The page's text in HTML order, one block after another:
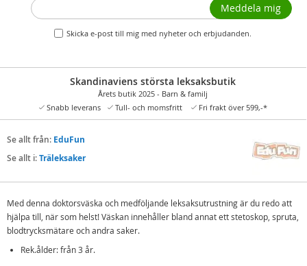
Skicka e-post till mig med nyheter och erbjudanden.
Meddela mig
Skandinaviens största leksaksbutik
Årets butik 2025 - Barn & familj
Snabb leverans
Tull- och momsfritt Fri frakt över 599,-*
Se allt från: EduFun
Se allt i:Träleksaker
Med denna doktorsväska och medföljande leksaksutrustning är du redo att
hjälpa till, när som helst! Väskan innehåller bland annat ett stetoskop, spruta,
blodtrycksmätare och andra saker.
Rek.ålder: från 3 år.